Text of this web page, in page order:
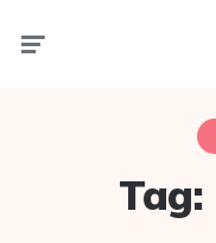
Tag: